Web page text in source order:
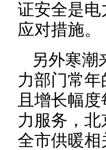
证安全是
应对措施。
另外寒潮
力部门常
且增长幅
力服务，
全市供暖